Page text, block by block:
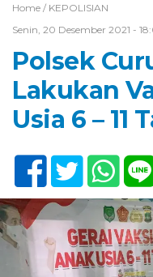
Home / KEPOLISIAN
Senin, 20 Desember 2021 -
Polsek
Lakukan
Usia 6 – 11